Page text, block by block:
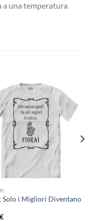
a una temperatura
Solo i Migliori Diventano
€